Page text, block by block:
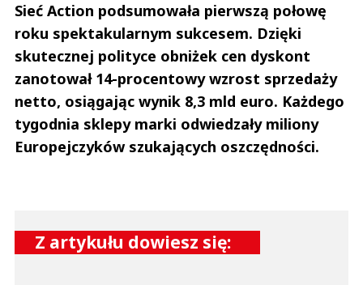
Sieć Action podsumowała pierwszą połowę
roku spektakularnym sukcesem. Dzięki
skutecznej polityce obniżek cen dyskont
zanotował 14-procentowy wzrost sprzedaży
netto, osiągając wynik 8,3 mld euro. Każdego
tygodnia sklepy marki odwiedzały miliony
Europejczyków szukających oszczędności.
Z artykułu dowiesz się: